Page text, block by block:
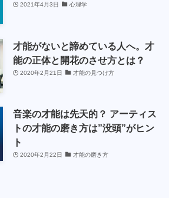
2021年4月3日 心理学
才能がないと諦めている人へ。才
能の正体と開花のさせ方とは？
2020年2月21日 才能の見つけ方
音楽の才能は先天的？ アーティス
トの才能の磨き方は”没頭”がヒン
ト
2020年2月22日 才能の磨き方